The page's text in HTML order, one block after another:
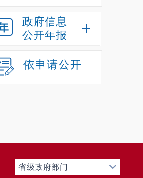
政府信息
公开年报
依申请公开
省级政府部门